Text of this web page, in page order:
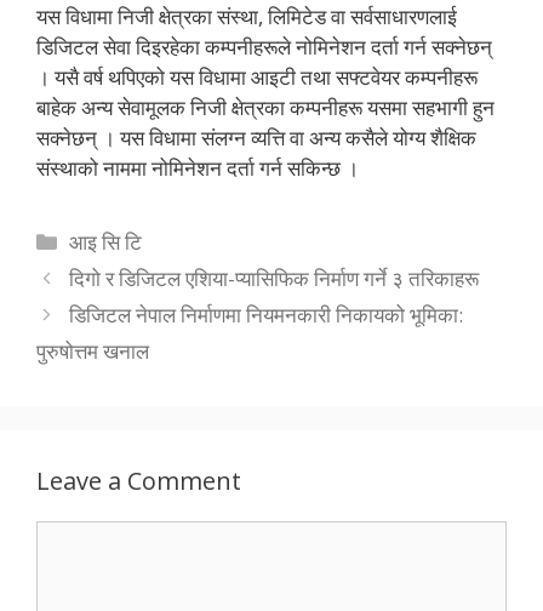
यस विधामा निजी क्षेत्रका संस्था, लिमिटेड वा सर्वसाधारणलाई
डिजिटल सेवा दिइरहेका कम्पनीहरूले नोमिनेशन दर्ता गर्न सक्नेछन्
। यसै वर्ष थपिएको यस विधामा आइटी तथा सफ्टवेयर कम्पनीहरू
बाहेक अन्य सेवामूलक निजी क्षेत्रका कम्पनीहरू यसमा सहभागी हुन
सक्नेछन् । यस विधामा संलग्न व्यत्ति वा अन्य कसैले योग्य शैक्षिक
संस्थाको नाममा नोमिनेशन दर्ता गर्न सकिन्छ ।
Categories
आइ सि टि
दिगो र डिजिटल एशिया-प्यासिफिक निर्माण गर्ने ३ तरिकाहरू
डिजिटल नेपाल निर्माणमा नियमनकारी निकायको भूमिका:
पुरुषोत्तम खनाल
Leave a Comment